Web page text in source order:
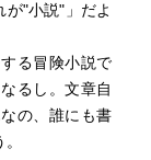
"小説"」だよ
る冒険小説で
るし。文章自
の、誰にも書